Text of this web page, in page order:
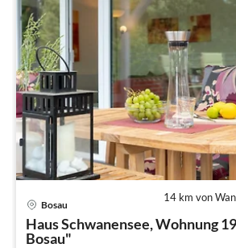
14 km von
Bosau
Haus Schwanensee, Wohnung
Bosau"